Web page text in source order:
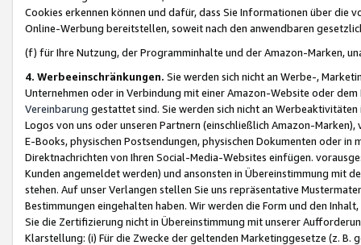
Cookies erkennen können und dafür, dass Sie Informationen über die
Online-Werbung bereitstellen, soweit nach den anwendbaren
(f) für Ihre Nutzung, der Programminhalte und der Amazon-Marken,
4. Werbeeinschränkungen. Sie werden sich nicht an Werbe-,
Unternehmen oder in Verbindung mit einer Amazon-Website oder
Vereinbarung gestattet sind. Sie werden sich nicht an
Logos von uns oder unseren Partnern (einschließlich Amazon-
E-Books, physischen Postsendungen, physischen Dokumenten oder in
Direktnachrichten von Ihren Social-Media-Websites einfügen.
Kunden angemeldet werden) und ansonsten in Übereinstimmung mit
stehen. Auf unser Verlangen stellen Sie uns repräsentative
Bestimmungen eingehalten haben. Wir werden die Form und den
Sie die Zertifizierung nicht in Übereinstimmung mit unserer
Klarstellung: (i) Für die Zwecke der geltenden Marketinggesetze (z. B.